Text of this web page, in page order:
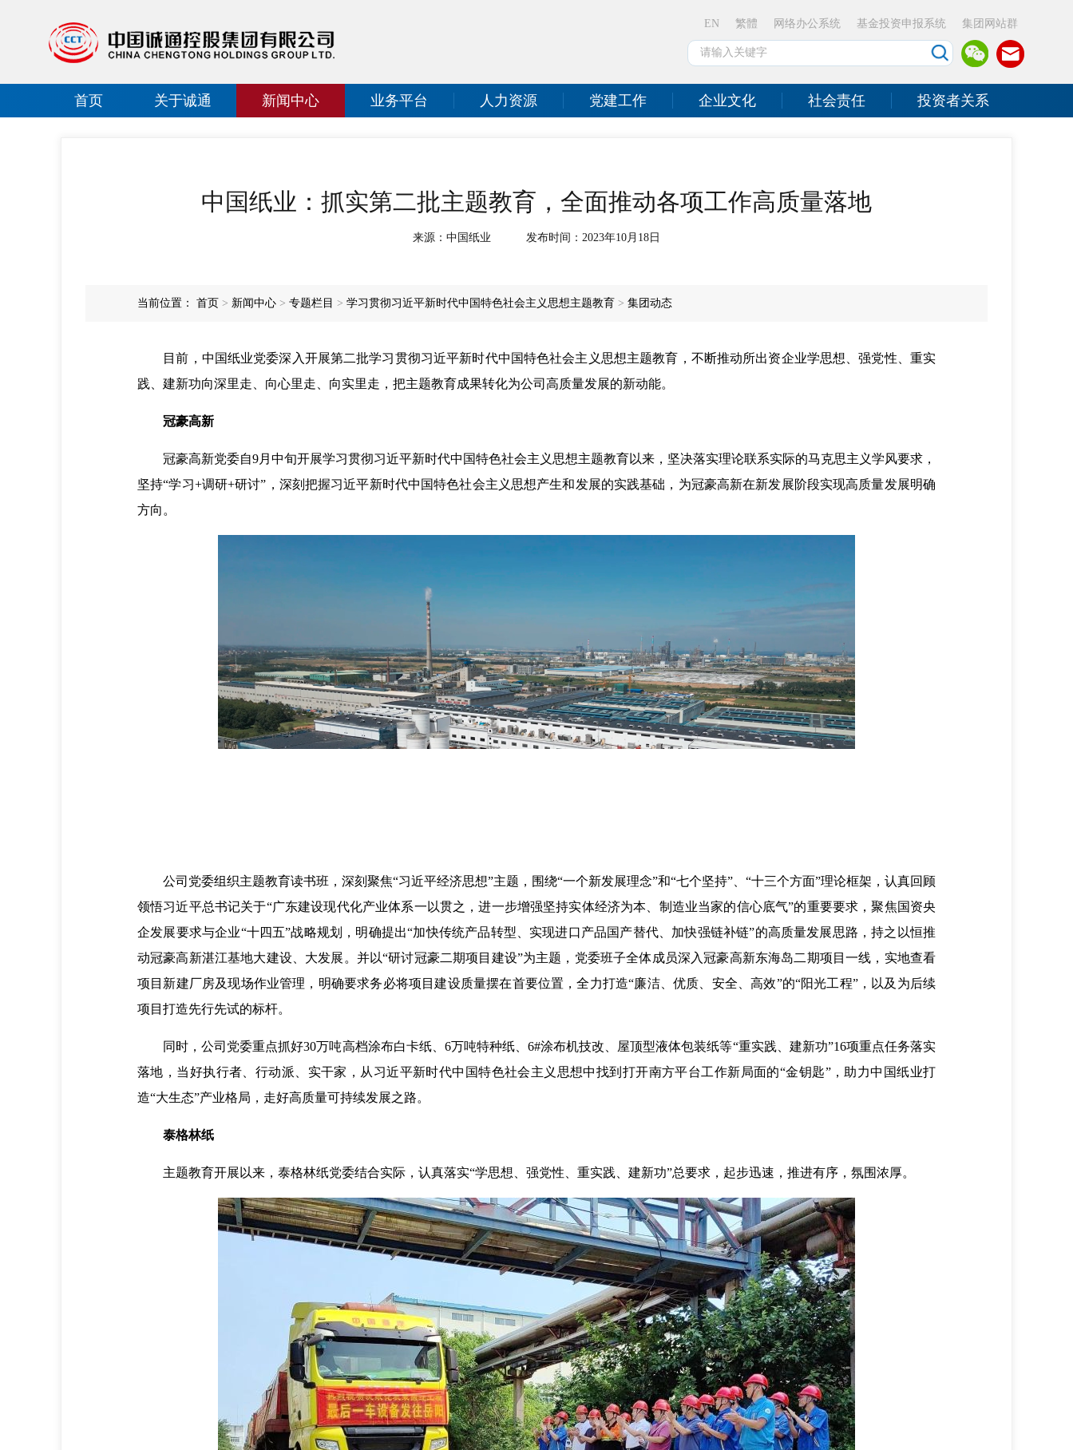
EN 繁體 网络办公系统 基金投资申报系统 集团网站群
首页 关于诚通 新闻中心 业务平台 人力资源 党建工作 企业文化 社会责任 投资者关系
中国纸业：抓实第二批主题教育，全面推动各项工作高质量落地
来源： 中国纸业 发布时间： 2023年10月18日
当前位置： 首页 > 新闻中心 > 专题栏目 > 学习贯彻习近平新时代中国特色社会主义思想主题教育 > 集团动态
目前，中国纸业党委深入开展第二批学习贯彻习近平新时代中国特色社会主义思想主题教育，不断推动所出资企业学思想、强党性、重实
践、建新功向深里走、向心里走、向实里走，把主题教育成果转化为公司高质量发展的新动能。
冠豪高新
冠豪高新党委自9月中旬开展学习贯彻习近平新时代中国特色社会主义思想主题教育以来，坚决落实理论联系实际的马克思主义学风要求，
坚持“学习+调研+研讨”，深刻把握习近平新时代中国特色社会主义思想产生和发展的实践基础，为冠豪高新在新发展阶段实现高质量发展明确
方向。
公司党委组织主题教育读书班，深刻聚焦“习近平经济思想”主题，围绕“一个新发展理念”和“七个坚持”、“十三个方面”理论框架，认真回顾
领悟习近平总书记关于“广东建设现代化产业体系一以贯之，进一步增强坚持实体经济为本、制造业当家的信心底气”的重要要求，聚焦国资央
企发展要求与企业“十四五”战略规划，明确提出“加快传统产品转型、实现进口产品国产替代、加快强链补链”的高质量发展思路，持之以恒推
动冠豪高新湛江基地大建设、大发展。并以“研讨冠豪二期项目建设”为主题，党委班子全体成员深入冠豪高新东海岛二期项目一线，实地查看
项目新建厂房及现场作业管理，明确要求务必将项目建设质量摆在首要位置，全力打造“廉洁、优质、安全、高效”的“阳光工程”，以及为后续
项目打造先行先试的标杆。
同时，公司党委重点抓好30万吨高档涂布白卡纸、6万吨特种纸、6#涂布机技改、屋顶型液体包装纸等“重实践、建新功”16项重点任务落实
落地，当好执行者、行动派、实干家，从习近平新时代中国特色社会主义思想中找到打开南方平台工作新局面的“金钥匙”，助力中国纸业打
造“大生态”产业格局，走好高质量可持续发展之路。
泰格林纸
主题教育开展以来，泰格林纸党委结合实际，认真落实“学思想、强党性、重实践、建新功”总要求，起步迅速，推进有序，氛围浓厚。